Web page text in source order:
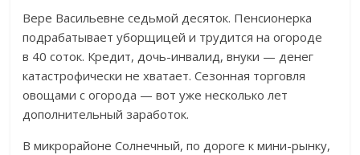
Вере Васильевне седьмой десяток. Пенсионерка
подрабатывает уборщицей и трудится на огороде
в 40 соток. Кредит,дочь-инвалид, внуки — денег
катастрофически не хватает. Сезонная торговля
овощами с огорода — вот уже несколько лет
дополнительный заработок.
В микрорайоне Солнечный, по дороге к мини-рынку,